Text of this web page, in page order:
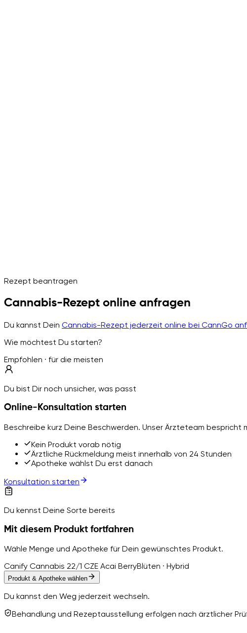
Rezept beantragen
Cannabis-Rezept online anfragen
Du kannst Dein Cannabis-Rezept jederzeit online bei CannGo
Wie möchtest Du starten?
Empfohlen · für die meisten
Du bist Dir noch unsicher, was passt
Online-Konsultation starten
Beschreibe kurz Deine Beschwerden. Unser Ärzteteam
Kein Produkt vorab nötig
Ärztliche Rückmeldung meist innerhalb von 24 Stunden
Apotheke wählst Du erst danach
Konsultation starten
Du kennst Deine Sorte bereits
Mit diesem Produkt fortfahren
Wähle Menge und Apotheke für Dein gewünschtes Produkt.
Canify Cannabis 22/1 CZE Acai BerryBlüten · Hybrid
Produkt & Apotheke wählen
Du kannst den Weg jederzeit wechseln.
Behandlung und Rezeptausstellung erfolgen nach ärztlicher